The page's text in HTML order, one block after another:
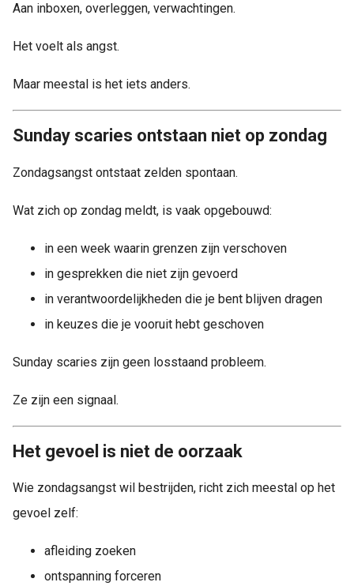
Aan inboxen, overleggen, verwachtingen.
Het voelt als angst.
Maar meestal is het iets anders.
Sunday scaries ontstaan niet op zondag
Zondagsangst ontstaat zelden spontaan.
Wat zich op zondag meldt, is vaak opgebouwd:
in een week waarin grenzen zijn verschoven
in gesprekken die niet zijn gevoerd
in verantwoordelijkheden die je bent blijven dragen
in keuzes die je vooruit hebt geschoven
Sunday scaries zijn geen losstaand probleem.
Ze zijn een signaal.
Het gevoel is niet de oorzaak
Wie zondagsangst wil bestrijden, richt zich meestal op het
gevoel zelf:
afleiding zoeken
ontspanning forceren